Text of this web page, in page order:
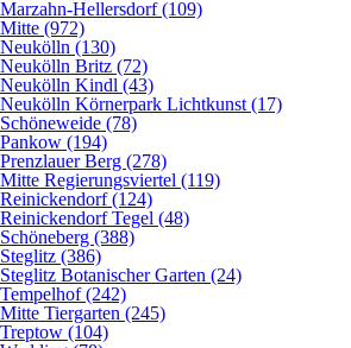
Marzahn-Hellersdorf (109)
Mitte (972)
Neukölln (130)
Neukölln Britz (72)
Neukölln Kindl (43)
Neukölln Körnerpark Lichtkunst (17)
Schöneweide (78)
Pankow (194)
Prenzlauer Berg (278)
Mitte Regierungsviertel (119)
Reinickendorf (124)
Reinickendorf Tegel (48)
Schöneberg (388)
Steglitz (386)
Steglitz Botanischer Garten (24)
Tempelhof (242)
Mitte Tiergarten (245)
Treptow (104)